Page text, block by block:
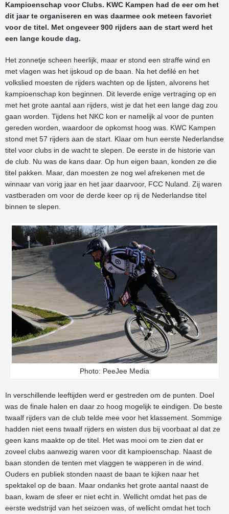
Kampioenschap voor Clubs. KWC Kampen had de eer om het
dit jaar te organiseren en was daarmee ook meteen favoriet
voor de titel. Met ongeveer 900 rijders aan de start werd het
een lange koude dag.
Het zonnetje scheen heerlijk, maar er stond een straffe wind en
met vlagen was het ijskoud op de baan. Na het defilé en het
volkslied moesten de rijders wachten op de lijsten, alvorens het
kampioenschap kon beginnen. Dit leverde enige vertraging op en
met het grote aantal aan rijders, wist je dat het een lange dag zou
gaan worden. Tijdens het NKC kon er namelijk al voor de punten
gereden worden, waardoor de opkomst hoog was. KWC Kampen
stond met 57 rijders aan de start. Klaar om hun eerste Nederlandse
titel voor clubs in de wacht te slepen. De eerste in de historie van
de club. Nu was de kans daar. Op hun eigen baan, konden ze die
titel pakken. Maar, dan moesten ze nog wel afrekenen met de
winnaar van vorig jaar en het jaar daarvoor, FCC Nuland. Zij waren
vastberaden om voor de derde keer op rij de Nederlandse titel
binnen te slepen.
Photo: PeeJee Media
In verschillende leeftijden werd er gestreden om de punten. Doel
was de finale halen en daar zo hoog mogelijk te eindigen. De beste
twaalf rijders van de club telde mee voor het klassement. Sommige
hadden niet eens twaalf rijders en wisten dus bij voorbaat al dat ze
geen kans maakte op de titel. Het was mooi om te zien dat er
zoveel clubs aanwezig waren voor dit kampioenschap. Naast de
baan stonden de tenten met vlaggen te wapperen in de wind.
Ouders en publiek stonden naast de baan te kijken naar het
spektakel op de baan. Maar ondanks het grote aantal naast de
baan, kwam de sfeer er niet echt in. Wellicht omdat het pas de
eerste wedstrijd van het seizoen was, of wellicht omdat het toch